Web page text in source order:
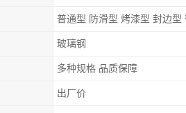
玻璃钢
多种规格 品质保障
出厂价